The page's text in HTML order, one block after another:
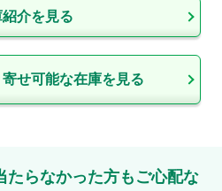
介を見る
せ可能な在庫を見る
たらなかった方もご心配な